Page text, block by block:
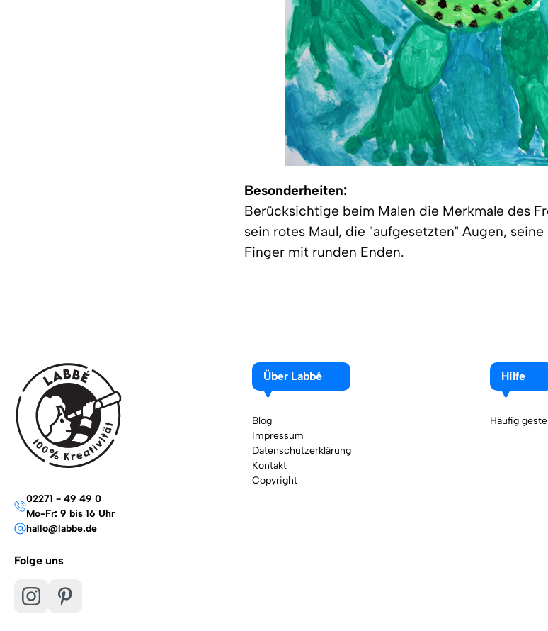
Besonderheiten:
Berücksichtige beim Malen die Merkmale des
sein rotes Maul, die "aufgesetzten" Augen,
Finger mit runden Enden.
02271 - 49 49 0
Mo-Fr: 9 bis 16 Uhr
hallo@labbe.de
Folge uns
Über Labbé
Blog
Impressum
Datenschutzerklärung
Kontakt
Copyright
Hilfe
Häufig